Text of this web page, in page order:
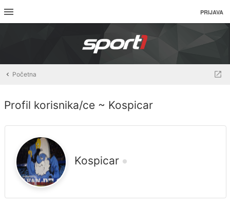
PRIJAVA
Početna
Profil korisnika/ce ~ Kospicar
Kospicar